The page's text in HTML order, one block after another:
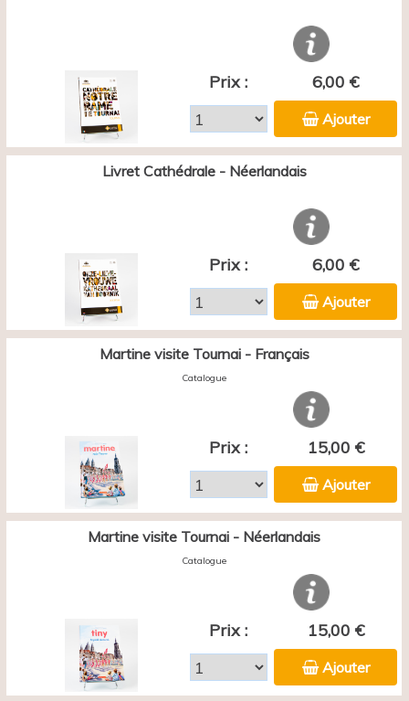
Prix : 6,00 €
Ajouter
Livret Cathédrale - Néerlandais
Prix : 6,00 €
Ajouter
Martine visite Tournai - Français
Catalogue
Prix : 15,00 €
Ajouter
Martine visite Tournai - Néerlandais
Catalogue
Prix : 15,00 €
Ajouter